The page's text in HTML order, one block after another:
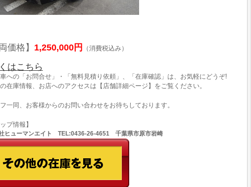
価格】 1,250,000円 （消費税込み）
はこちら
への「お問合せ」・「無料見積り依頼」、「在庫確認」は、お気軽にどうぞ!
在庫情報、お店へのアクセスは【店舗詳細ページ】をご覧ください。
一同、お客様からのお問い合わせをお待ちしております。
ップ情報】
ヒューマンエイト TEL:0436-26-4651 千葉県市原市岩崎